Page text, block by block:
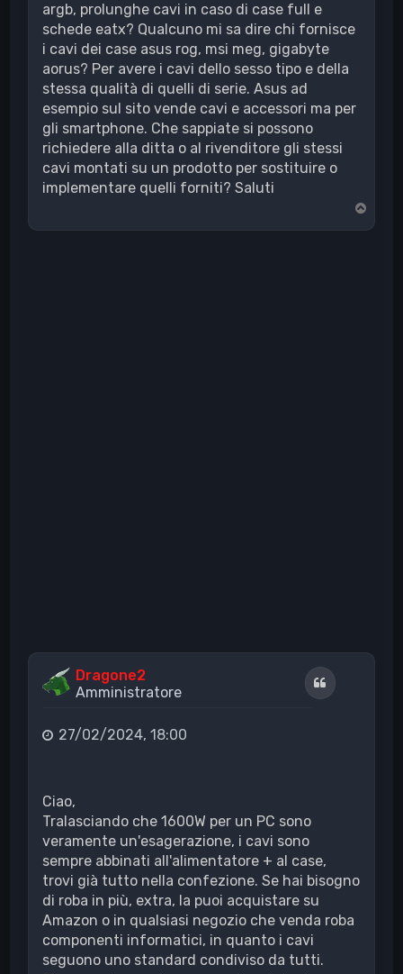
argb, prolunghe cavi in caso di case full e
schede eatx? Qualcuno mi sa dire chi fornisce
i cavi dei case asus rog, msi meg, gigabyte
aorus? Per avere i cavi dello sesso tipo e della
stessa qualità di quelli di serie. Asus ad
esempio sul sito vende cavi e accessori ma per
gli smartphone. Che sappiate si possono
richiedere alla ditta o al rivenditore gli stessi
cavi montati su un prodotto per sostituire o
implementare quelli forniti? Saluti
o
Dragone2
Amministratore
Cita
27/02/2024, 18:00
Ciao,
Tralasciando che 1600W per un PC sono
veramente un'esagerazione, i cavi sono
sempre abbinati all'alimentatore + al case,
trovi già tutto nella confezione. Se hai bisogno
di roba in più, extra, la puoi acquistare su
Amazon o in qualsiasi negozio che venda roba
componenti informatici, in quanto i cavi
seguono uno standard condiviso da tutti.